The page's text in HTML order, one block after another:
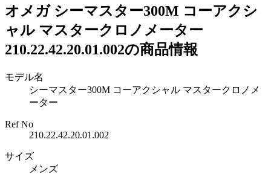
オメガ シーマスター300M コーアクシ
ャル マスタークロノメーター
210.22.42.20.01.002の商品情報
モデル名
シーマスター300M コーアクシャル マスタークロノメ
ーター
Ref No
210.22.42.20.01.002
サイズ
メンズ